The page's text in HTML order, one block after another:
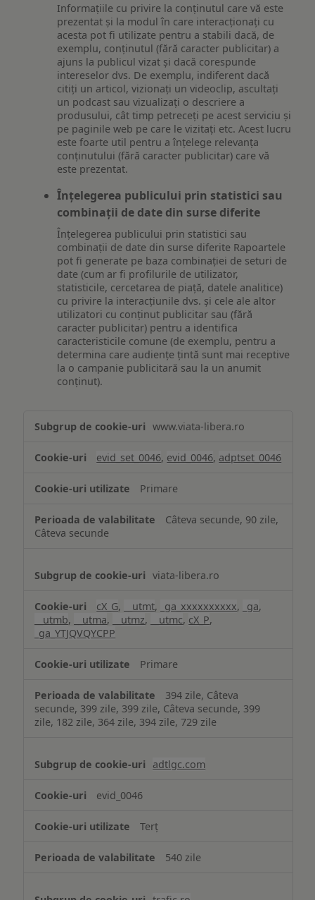
Informațiile cu privire la conținutul care vă este
prezentat și la modul în care interacționați cu
acesta pot fi utilizate pentru a stabili dacă, de
exemplu, conținutul (fără caracter publicitar) a
ajuns la publicul vizat și dacă corespunde
intereselor dvs. De exemplu, indiferent dacă
citiți un articol, vizionați un videoclip, ascultați
un podcast sau vizualizați o descriere a
produsului, cât timp petreceți pe acest serviciu și
pe paginile web pe care le vizitați etc. Acest lucru
este foarte util pentru a înțelege relevanța
conținutului (fără caracter publicitar) care vă
este prezentat.
Înțelegerea publicului prin statistici sau
combinații de date din surse diferite
Înțelegerea publicului prin statistici sau
combinații de date din surse diferite Rapoartele
pot fi generate pe baza combinației de seturi de
date (cum ar fi profilurile de utilizator,
statisticile, cercetarea de piață, datele analitice)
cu privire la interacțiunile dvs. și cele ale altor
utilizatori cu conținut publicitar sau (fără
caracter publicitar) pentru a identifica
caracteristicile comune (de exemplu, pentru a
determina care audiențe țintă sunt mai receptive
la o campanie publicitară sau la un anumit
conținut).
Măsurare
analiză
www.viata-libera.ro
evid_set_0046, evid_0046, adptset_0046
Primare
Câteva secunde, 90 zile,
Câteva secunde
viata-libera.ro
cX_G, __utmt, _ga_xxxxxxxxxx, _ga,
__utmb, __utma, __utmz, __utmc, cX_P,
_ga_YTJQVQYCPP
Primare
394 zile, Câteva
secunde, 399 zile, 399 zile, Câteva secunde, 399
zile, 182 zile, 364 zile, 394 zile, 729 zile
adtlgc.com
evid_0046
Terț
540 zile